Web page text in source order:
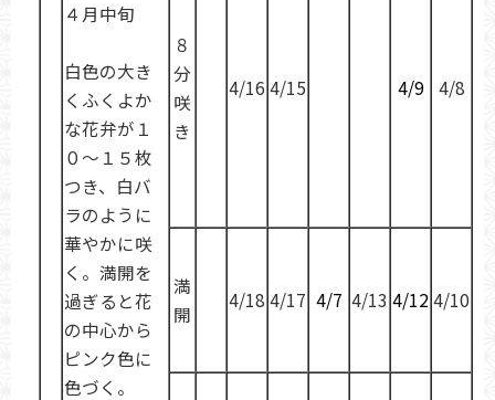
４月中旬
白色の大き
くふくよか
な花弁が１
０～１５枚
つき、白バ
ラのように
華やかに咲
く。満開を
過ぎると花
の中心から
ピンク色に
色づく。
８
分
咲
き
4/16 4/15 4/9 4/8
満
開
4/18 4/17 4/7 4/13 4/12 4/10